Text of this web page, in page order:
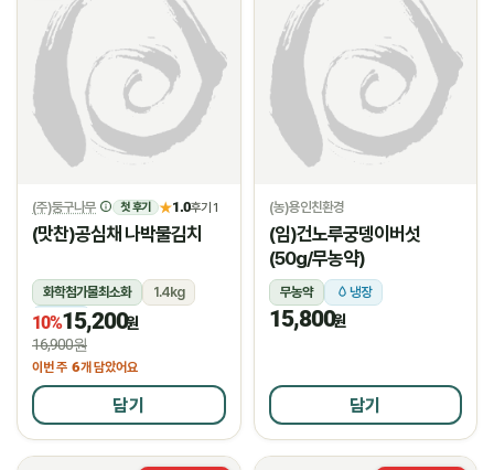
(주)둥구나무 첫 후기 ★1.0후기 1
(맛찬)공심채 나박물김치
화학첨가물최소화
1.4kg
냉장
10%15,200원
16,900원
이번 주 6개 담았어요
담기
(농)용인친환경
(임)건노루궁뎅이버섯
(50g/무농약)
무농약 냉장
15,800원
담기